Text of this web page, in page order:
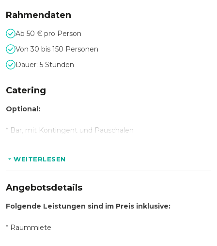
Rahmendaten
Ab 50 € pro Person
Von 30 bis 150 Personen
Dauer: 5 Stunden
Catering
Optional:
* Bar, mit Kontingent und Pauschalen
WEITERLESEN
Angebotsdetails
Folgende Leistungen sind im Preis inklusive:
* Raummiete